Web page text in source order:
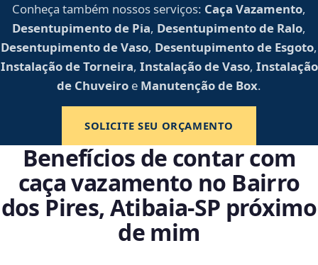
Conheça também nossos serviços: Caça Vazamento,
Desentupimento de Pia, Desentupimento de Ralo,
Desentupimento de Vaso, Desentupimento de Esgoto,
Instalação de Torneira, Instalação de Vaso, Instalação
de Chuveiro e Manutenção de Box.
SOLICITE SEU ORÇAMENTO
Benefícios de contar com
caça vazamento no Bairro
dos Pires, Atibaia‑SP próximo
de mim